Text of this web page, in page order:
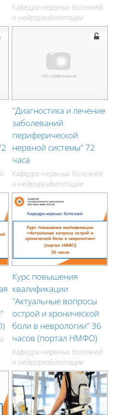
Кафедра нервных болезней
и нейрореабилитации
"Диагностика и лечение
заболеваний
периферической
нервной системы" 72
часа
Кафедра нервных болезней
и нейрореабилитации
Курс повышения
квалификации
"Актуальные вопросы
острой и хронической
боли в неврологии" 36
часов (портал НМФО)
Кафедра нервных болезней
и нейрореабилитации